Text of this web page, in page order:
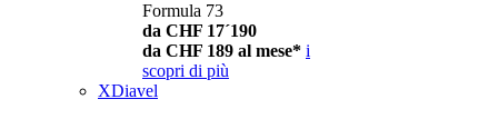
Formula 73
da CHF 17´190
da CHF 189 al mese* i
scopri di più
XDiavel